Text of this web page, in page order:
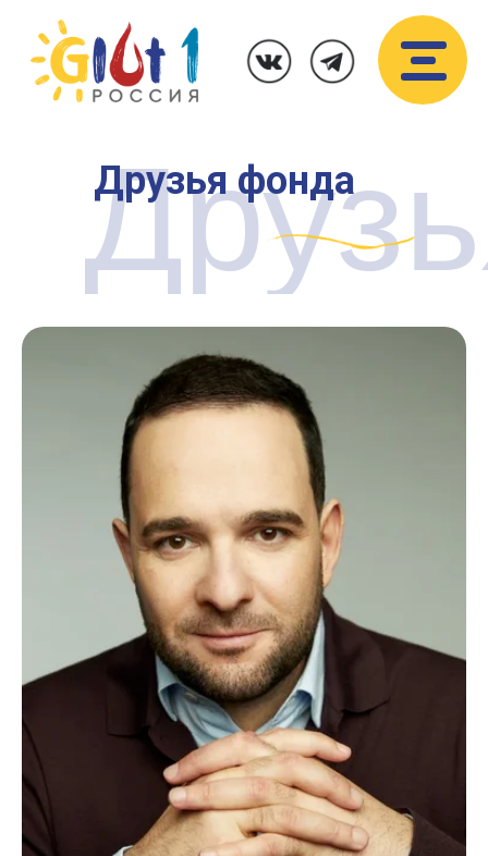
Друзья фонда